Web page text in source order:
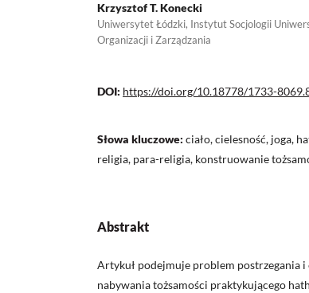
Krzysztof T. Konecki
Uniwersytet Łódzki, Instytut Socjologii
Organizacji i Zarządzania
DOI: https://doi.org/10.18778/1733-
Słowa kluczowe: ciało, cielesność, joga,
religia, para-religia, konstruowanie
Abstrakt
Artykuł podejmuje problem postrzegania i
nabywania tożsamości praktykującego